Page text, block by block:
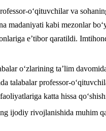
o‘qituvchilar va
madaniyati kabi mezonlar
e’tibor qaratildi.
o‘zlarining ta’lim
talabalar professor-
katta hissa
ijodiy rivojlanishida muhim